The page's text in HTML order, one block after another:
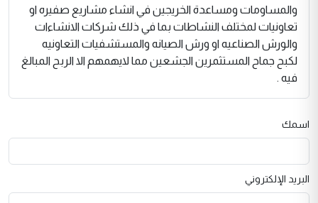
والمساومات ومساعدة الخريجين في انشاء مشاريع صفيره او
تعاونيات لمختلف النشاطات بما في ذلك شركات الانشاءات
والورش الصناعيه او ورش الصيانه والمستشفيات التعاونيه
لكبح جماح المستثمرين الجشعين مما لايهمهم الا الربح المبالغ
فيه .
اسمك
البريد الإلكتروني